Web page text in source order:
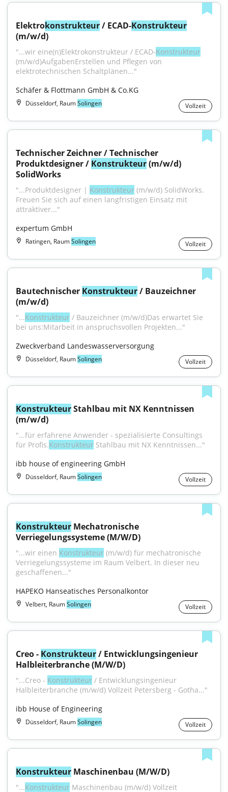
Elektrokonstrukteur / ECAD-Konstrukteur
(m/w/d)
"...wir eine(n)Elektrokonstrukteur / ECAD-Konstrukteur
(m/w/d)AufgabenErstellen und Pflegen von
elektrotechnischen Schaltplänen..."
Schäfer & Flottmann GmbH & Co.KG
Düsseldorf, RaumSolingen Vollzeit
Technischer Zeichner / Technischer
Produktdesigner / Konstrukteur (m/w/d)
SolidWorks
"...Produktdesigner | Konstrukteur (m/w/d) SolidWorks.
Freuen Sie sich auf einen langfristigen Einsatz mit
attraktiver..."
expertum GmbH
Ratingen, RaumSolingen Vollzeit
Bautechnischer Konstrukteur / Bauzeichner
(m/w/d)
"...Konstrukteur / Bauzeichner (m/w/d)Das erwartet Sie
bei uns:Mitarbeit in anspruchsvollen Projekten..."
Zweckverband Landeswasserversorgung
Düsseldorf, RaumSolingen Vollzeit
Konstrukteur Stahlbau mit NX Kenntnissen
(m/w/d)
"...für erfahrene Anwender - spezialisierte Consultings
für Profis.Konstrukteur Stahlbau mit NX Kenntnissen..."
ibb house of engineering GmbH
Düsseldorf, RaumSolingen Vollzeit
Konstrukteur Mechatronische
Verriegelungssysteme (M/W/D)
"...wir einen Konstrukteur (m/w/d) für mechatronische
Verriegelungssysteme im Raum Velbert. In dieser neu
geschaffenen..."
HAPEKO Hanseatisches Personalkontor
Velbert, RaumSolingen Vollzeit
Creo - Konstrukteur / Entwicklungsingenieur
Halbleiterbranche (M/W/D)
"...Creo - Konstrukteur / Entwicklungsingenieur
Halbleiterbranche (m/w/d) Vollzeit Petersberg - Gotha..."
ibb House of Engineering
Düsseldorf, RaumSolingen Vollzeit
Konstrukteur Maschinenbau (M/W/D)
"...Konstrukteur Maschinenbau (m/w/d) Vollzeit